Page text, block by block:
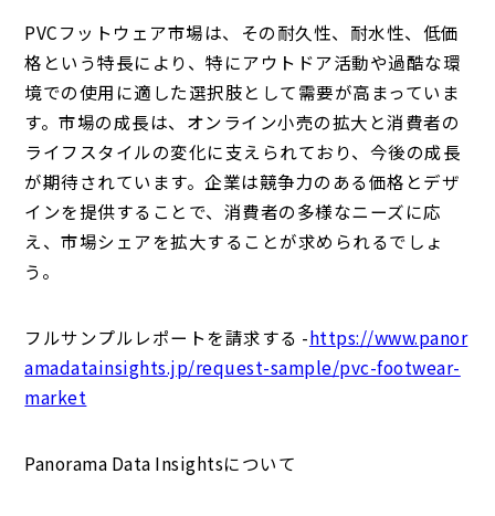
PVCフットウェア市場は、その耐久性、耐水性、低価
格という特長により、特にアウトドア活動や過酷な環
境での使用に適した選択肢として需要が高まっていま
す。市場の成長は、オンライン小売の拡大と消費者の
ライフスタイルの変化に支えられており、今後の成長
が期待されています。企業は競争力のある価格とデザ
インを提供することで、消費者の多様なニーズに応
え、市場シェアを拡大することが求められるでしょ
う。
フルサンプルレポートを請求する -https://www.panor
amadatainsights.jp/request-sample/pvc-footwear-
market
Panorama Data Insightsについて